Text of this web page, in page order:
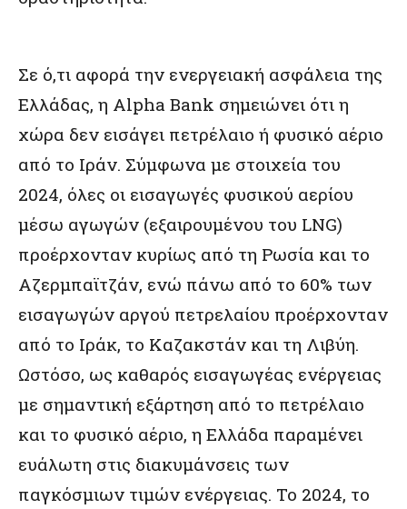
Σε ό,τι αφορά την ενεργειακή ασφάλεια της
Ελλάδας, η Alpha Bank σημειώνει ότι η
χώρα δεν εισάγει πετρέλαιο ή φυσικό αέριο
από το Ιράν. Σύμφωνα με στοιχεία του
2024, όλες οι εισαγωγές φυσικού αερίου
μέσω αγωγών (εξαιρουμένου του LNG)
προέρχονταν κυρίως από τη Ρωσία και το
Αζερμπαϊτζάν, ενώ πάνω από το 60% των
εισαγωγών αργού πετρελαίου προέρχονταν
από το Ιράκ, το Καζακστάν και τη Λιβύη.
Ωστόσο, ως καθαρός εισαγωγέας ενέργειας
με σημαντική εξάρτηση από το πετρέλαιο
και το φυσικό αέριο, η Ελλάδα παραμένει
ευάλωτη στις διακυμάνσεις των
παγκόσμιων τιμών ενέργειας. Το 2024, το